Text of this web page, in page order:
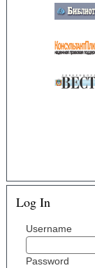
Log In
Username
Password